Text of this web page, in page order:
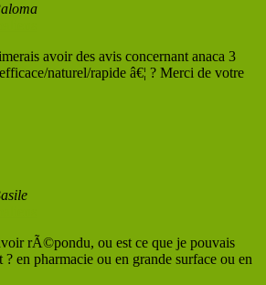
avoir des avis concernant anaca 3
naturel/rapide â€¦ ? Merci de votre
rÃ©pondu, ou est ce que je pouvais
en pharmacie ou en grande surface ou en